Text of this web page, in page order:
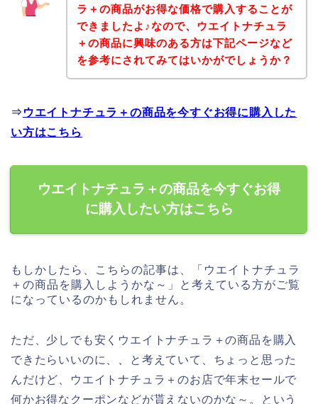
ラ＋の商品がお得な価格で購入することが
できましたよ♪なので、ウエイトナチュラ
＋の商品に興味のある方は下記ページなど
を参考にされてみてはいかがでしょうか？
⇒ ウエイトナチュラ＋の商品を今すぐお得に購入した
い方はこちら
ウエイトナチュラ＋の商品を今すぐお得
に購入したい方はこちら
もしかしたら、こちらの記事は、「ウエイトナチュラ
＋の商品を購入しようかな～」と考えている方がご覧
になっているのかもしれません。
ただ、少しでも安くウエイトナチュラ＋の商品を購入
できたらいいのに、、と考えていて、ちょっと思った
んだけど、ウエイトナチュラ＋のお店で年末セールで
何かお得なクーポンなどが貰えないのかな～。という